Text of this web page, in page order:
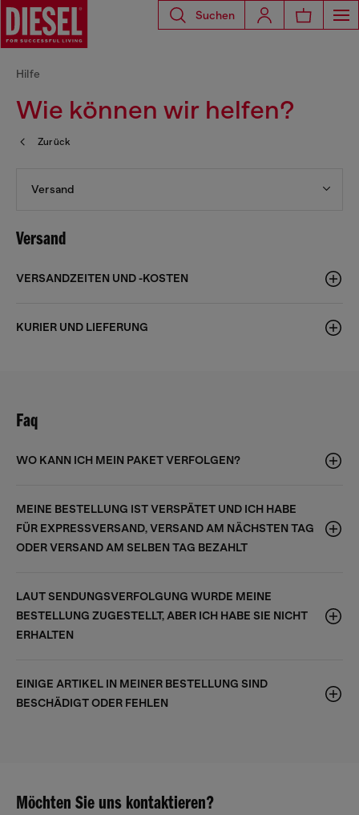
Suchen
Wie können wir helfen?
Hilfe
Zurück
Versand
Versand
VERSANDZEITEN UND -KOSTEN
KURIER UND LIEFERUNG
Faq
WO KANN ICH MEIN PAKET VERFOLGEN?
MEINE BESTELLUNG IST VERSPÄTET UND ICH HABE
FÜR EXPRESSVERSAND, VERSAND AM NÄCHSTEN TAG
ODER VERSAND AM SELBEN TAG BEZAHLT
LAUT SENDUNGSVERFOLGUNG WURDE MEINE
BESTELLUNG ZUGESTELLT, ABER ICH HABE SIE NICHT
ERHALTEN
EINIGE ARTIKEL IN MEINER BESTELLUNG SIND
BESCHÄDIGT ODER FEHLEN
Möchten Sie uns kontaktieren?